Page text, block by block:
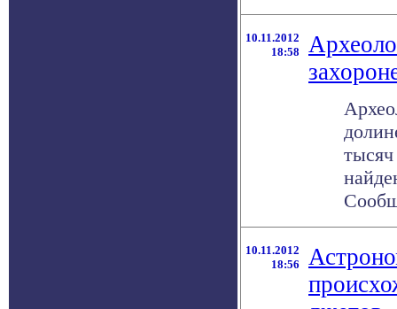
10.11.2012
18:58
10.11.2012
18:56